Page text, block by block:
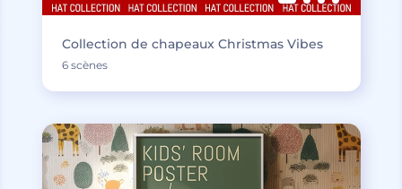
Collection de chapeaux Christmas Vibes
6 scènes